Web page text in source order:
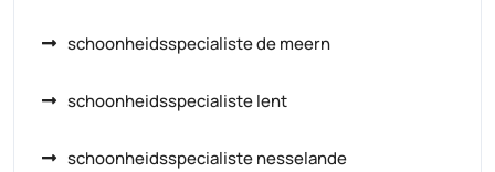
schoonheidsspecialiste de meern
schoonheidsspecialiste lent
schoonheidsspecialiste nesselande